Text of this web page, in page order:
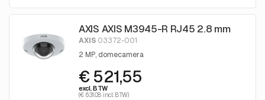
AXIS AXIS M3945-R RJ45 2.8 mm
AXIS 03372-001
2 MP, domecamera
€ 521,55
excl. BTW
(€ 631.08 incl. BTW)